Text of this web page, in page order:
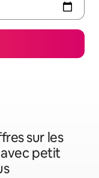
sur les
petit